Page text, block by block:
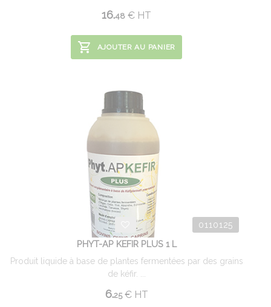
16.48 € HT
AJOUTER AU PANIER
0110125
PHYT-AP KEFIR PLUS 1 L
Produit liquide à base de plantes fermentées par des grains
de kéfir. ...
6.25 €HT